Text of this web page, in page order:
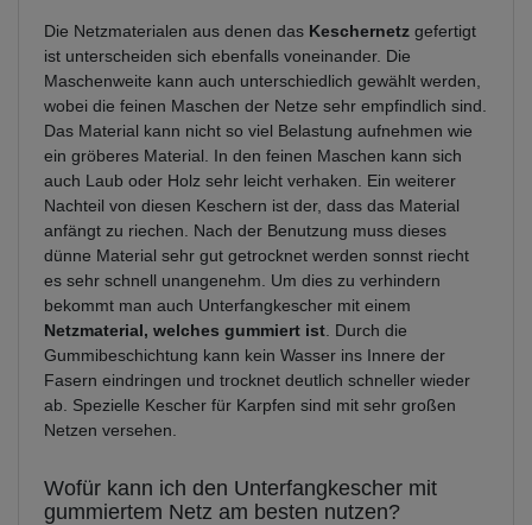
Die Netzmaterialen aus denen das Keschernetz gefertigt
ist unterscheiden sich ebenfalls voneinander. Die
Maschenweite kann auch unterschiedlich gewählt werden,
wobei die feinen Maschen der Netze sehr empfindlich sind.
Das Material kann nicht so viel Belastung aufnehmen wie
ein gröberes Material. In den feinen Maschen kann sich
auch Laub oder Holz sehr leicht verhaken. Ein weiterer
Nachteil von diesen Keschern ist der, dass das Material
anfängt zu riechen. Nach der Benutzung muss dieses
dünne Material sehr gut getrocknet werden sonnst riecht
es sehr schnell unangenehm. Um dies zu verhindern
bekommt man auch Unterfangkescher mit einem
Netzmaterial, welches gummiert ist . Durch die
Gummibeschichtung kann kein Wasser ins Innere der
Fasern eindringen und trocknet deutlich schneller wieder
ab. Spezielle Kescher für Karpfen sind mit sehr großen
Netzen versehen.
Wofür kann ich den Unterfangkescher mit
gummiertem Netz am besten nutzen?